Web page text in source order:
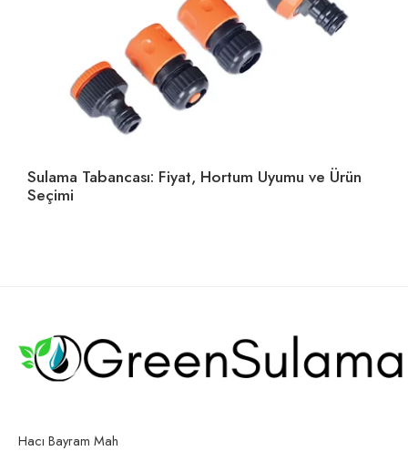
Sulama Tabancası: Fiyat, Hortum Uyumu ve Ürün
Seçimi
Hacı Bayram Mah